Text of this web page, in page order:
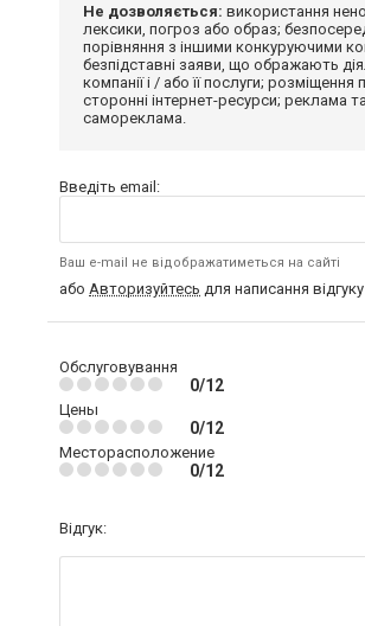
Не дозволяється: використання
лексики, погроз або образ;
порівняння з іншими конкуруючими
безпідставні заяви, що ображають
компанії і / або її послуги; розміщення
сторонні інтернет-ресурси; реклама та
самореклама.
Введіть email:
Ваш e-mail не відображатиметься на сайті
або Авторизуйтесь для написання відгуку
Обслуговування
0/12
Цены
0/12
Месторасположение
0/12
Відгук: